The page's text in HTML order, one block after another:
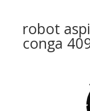
robot
conga